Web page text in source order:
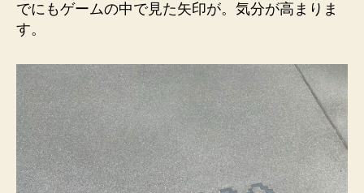
でにもゲームの中で見た矢印が。気分が高まりま
す。